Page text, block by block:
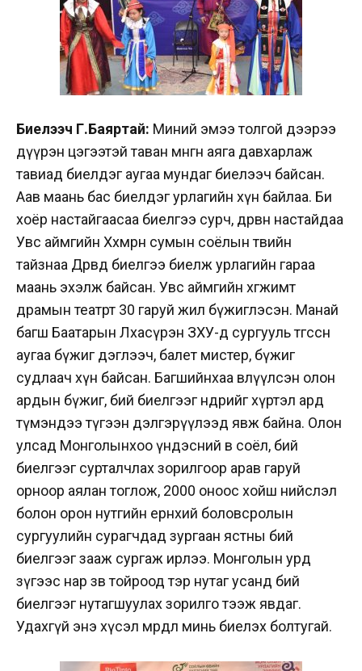
Биелээч Г.Баяртай: Миний эмээ толгой дээрээ
дүүрэн цэгээтэй таван мөнгөн аяга давхарлаж
тавиад биелдэг аугаа мундаг биелээч байсан.
Аав маань бас биелдэг урлагийн хүн байлаа. Би
хоёр настайгаасаа биелгээ сурч, дөрвөн настайдаа
Увс аймгийн Хөхмөрөн сумын соёлын төвийн
тайзнаа Дөрвөд биелгээ биелж урлагийн гараа
маань эхэлж байсан. Увс аймгийн хөгжимт
драмын театрт 30 гаруй жил бүжиглэсэн. Манай
багш Баатарын Лхасүрэн ЗХУ-д сургууль төгссөн
аугаа бүжиг дэглээч, балет мистер, бүжиг
судлаач хүн байсан. Багшийнхаа өвлүүлсэн олон
ардын бүжиг, бий биелгээг өнөөдрийг хүртэл ард
түмэндээ түгээн дэлгэрүүлээд явж байна. Олон
улсад Монголынхоо үндэсний өв соёл, бий
биелгээг сурталчлах зорилгоор арав гаруй
орноор аялан тоглож, 2000 оноос хойш нийслэл
болон орон нутгийн ерөнхий боловсролын
сургуулийн сурагчдад зургаан ястны бий
биелгээг зааж сургаж ирлээ. Монголын урд
зүгээс нар зөв тойроод тэр нутаг усанд бий
биелгээг нутагшуулах зорилго тээж явдаг.
Удахгүй энэ хүсэл мөрөөдөл минь биелэх болтугай.